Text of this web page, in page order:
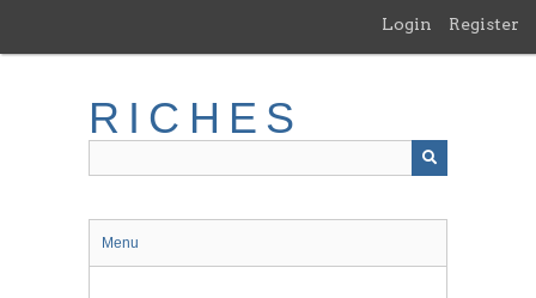
main
Login Register
RICHES
Menu